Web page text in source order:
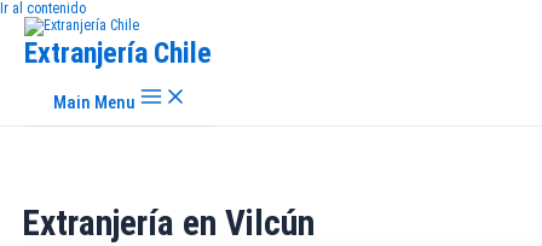
Ir al contenido
Extranjería Chile
Main Menu
Extranjería en Vilcún